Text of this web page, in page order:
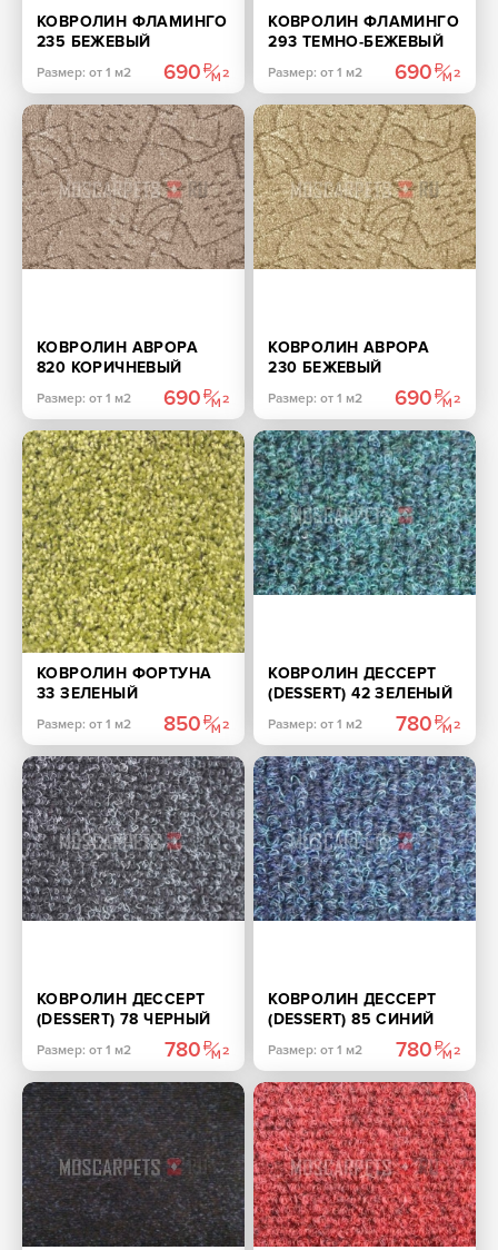
КОВРОЛИН ФЛАМИНГО
235 БЕЖЕВЫЙ
Размер: от 1 м2 690
КОВРОЛИН ФЛАМИНГО
293 ТЕМНО-БЕЖЕВЫЙ
Размер: от 1 м2 690
КОВРОЛИН АВРОРА
820 КОРИЧНЕВЫЙ
Размер: от 1 м2 690
КОВРОЛИН АВРОРА
230 БЕЖЕВЫЙ
Размер: от 1 м2 690
КОВРОЛИН ФОРТУНА
33 ЗЕЛЕНЫЙ
Размер: от 1 м2 850
КОВРОЛИН ДЕССЕРТ
(DESSERT) 42 ЗЕЛЕНЫЙ
Размер: от 1 м2 780
КОВРОЛИН ДЕССЕРТ
(DESSERT) 78 ЧЕРНЫЙ
Размер: от 1 м2 780
КОВРОЛИН ДЕССЕРТ
(DESSERT) 85 СИНИЙ
Размер: от 1 м2 780